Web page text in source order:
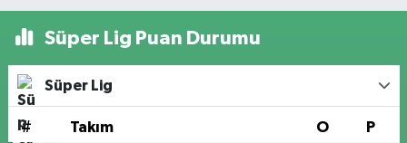
Süper Lig Puan Durumu
Süper Lig
# Takım O P